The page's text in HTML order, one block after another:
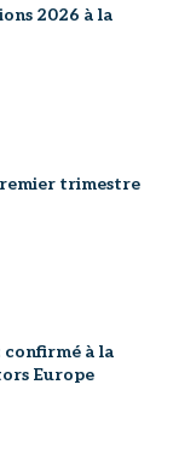
2026 à la
trimestre
confirmé à la
Europe